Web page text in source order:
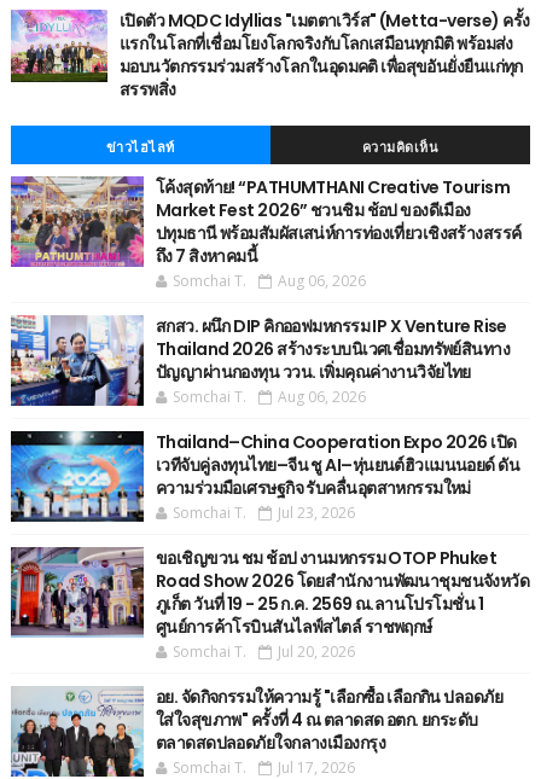
เปิดตัว MQDC Idyllias "เมตตาเวิร์ส" (Metta-verse) ครั้ง
แรกในโลกที่เชื่อมโยงโลกจริงกับโลกเสมือนทุกมิติ พร้อมส่ง
มอบนวัตกรรมร่วมสร้างโลกในอุดมคติ เพื่อสุขอันยั่งยืนแก่ทุก
สรรพสิ่ง
ข่าวไฮไลท์ ความคิดเห็น
โค้งสุดท้าย! “PATHUMTHANI Creative Tourism
Market Fest 2026” ชวนชิม ช้อป ของดีเมือง
ปทุมธานี พร้อมสัมผัสเสน่ห์การท่องเที่ยวเชิงสร้างสรรค์
ถึง 7 สิงหาคมนี้
Somchai T. Aug 06, 2026
สกสว. ผนึก DIP คิกออฟมหกรรม IP X Venture Rise
Thailand 2026 สร้างระบบนิเวศเชื่อมทรัพย์สินทาง
ปัญญาผ่านกองทุน ววน. เพิ่มคุณค่างานวิจัยไทย
Somchai T. Aug 06, 2026
Thailand–China Cooperation Expo 2026 เปิด
เวทีจับคู่ลงทุนไทย–จีน ชู AI–หุ่นยนต์ฮิวแมนนอยด์ ดัน
ความร่วมมือเศรษฐกิจ รับคลื่นอุตสาหกรรมใหม่
Somchai T. Jul 23, 2026
ขอเชิญขวน ชม ช้อป งานมหกรรม OTOP Phuket
Road Show 2026 โดยสำนักงานพัฒนาชุมชนจังหวัด
ภูเก็ต วันที่ 19 - 25 ก.ค. 2569 ณ.ลานโปรโมชั่น 1
ศูนย์การค้าโรบินสันไลฟ์สไตล์ ราชพฤกษ์
Somchai T. Jul 20, 2026
อย. จัดกิจกรรมให้ความรู้ "เลือกซื้อ เลือกกิน ปลอดภัย
ใส่ใจสุขภาพ" ครั้งที่ 4 ณ ตลาดสด อตก. ยกระดับ
ตลาดสดปลอดภัยใจกลางเมืองกรุง
Somchai T. Jul 17, 2026